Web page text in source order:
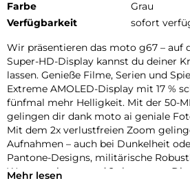
Farbe
Grau
Verfügbarkeit
sofort
Wir präsentieren das moto g67 – auf
Super-HD-Display kannst du deiner
lassen. Genieße Filme, Serien und
Extreme AMOLED-Display mit 17 %
fünfmal mehr Helligkeit. Mit der 50-
gelingen dir dank moto ai geniale
Mit dem 2x verlustfreien Zoom
Aufnahmen – auch bei Dunkelheit
Pantone-Designs, militärische
Wasserresistenz und 2x besserem
Mehr lesen